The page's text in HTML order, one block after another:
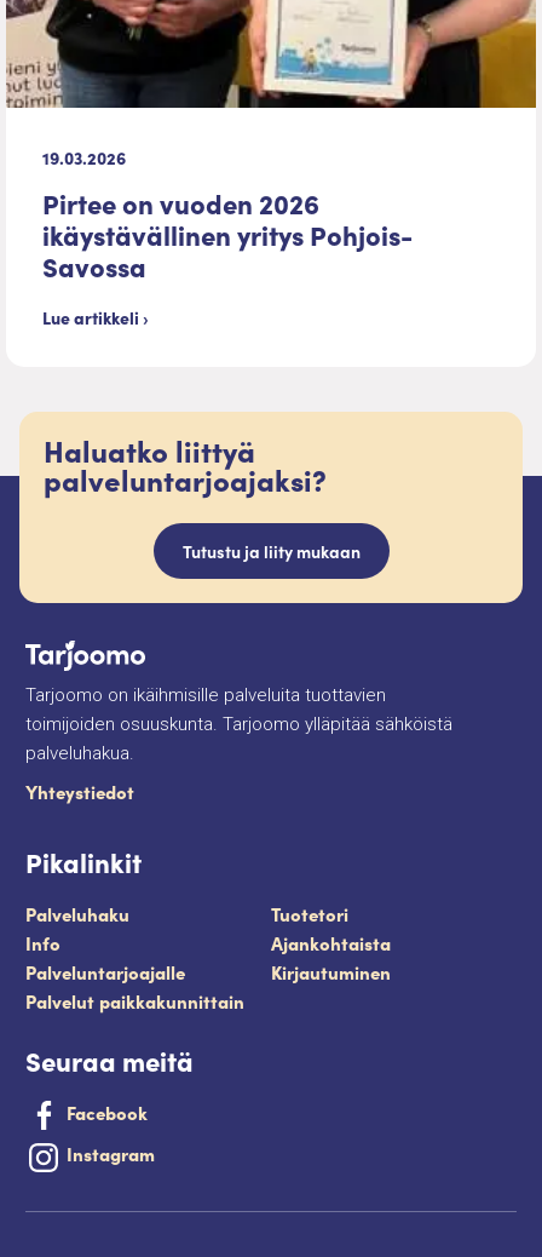
19.03.2026
Pirtee on vuoden 2026
ikäystävällinen yritys Pohjois-
Savossa
Lue artikkeli ›
Haluatko liittyä
palveluntarjoajaksi?
Tutustu ja liity mukaan
Tarjoomo on ikäihmisille palveluita tuottavien
toimijoiden osuuskunta. Tarjoomo ylläpitää sähköistä
palveluhakua.
Yhteystiedot
Pikalinkit
Palveluhaku
Tuotetori
Info
Ajankohtaista
Palveluntarjoajalle
Kirjautuminen
Palvelut paikkakunnittain
Seuraa meitä
Facebook
Instagram